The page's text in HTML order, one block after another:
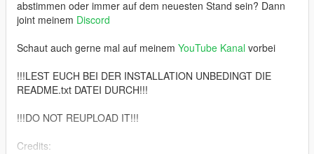
abstimmen oder immer auf dem neuesten Stand sein? Dann
joint meinem Discord
Schaut auch gerne mal auf meinem YouTube Kanal vorbei
!!!LEST EUCH BEI DER INSTALLATION UNBEDINGT DIE
README.txt DATEI DURCH!!!
!!!DO NOT REUPLOAD IT!!!
Credits: